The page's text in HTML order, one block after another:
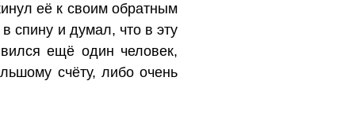
её к своим обратным
спину и думал, что в эту
ещё один человек,
счёту, либо очень